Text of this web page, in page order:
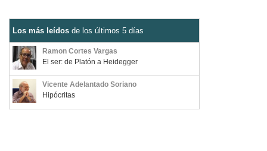
Los más leídos de los últimos 5 días
Ramon Cortes Vargas
El ser: de Platón a Heidegger
Vicente Adelantado Soriano
Hipócritas